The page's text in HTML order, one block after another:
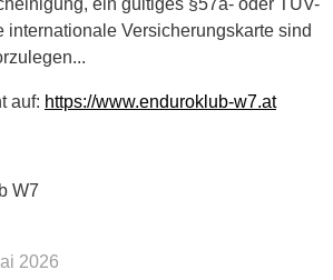
ein gültiges §57a- oder TÜV-
internationale Versicherungskarte sind
auf: https://www.enduroklub-w7.at
W7
2026